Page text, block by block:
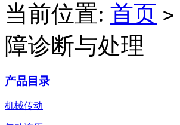
当前位置: 首页 >
障诊断与处理
产品目录
机械传动